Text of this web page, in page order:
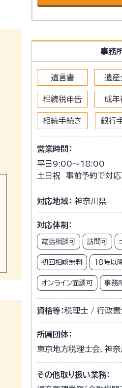
事務
遺言書 遺産
相続税申告 成年
相続手続き 銀行
営業時間：
平日9:00～18:00
土日祝 事前予約で対
対応地域： 神奈川県
対応体制：
電話相談可 訪問可
初回相談無料 18時以
オンライン面談可 事務
資格等：税理士 / 行政書
所属団体：
東京地方税理士会、神
その他取り扱い業務：